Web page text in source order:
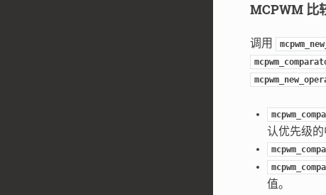
MCPWM 比
调用
认优先级的
值。